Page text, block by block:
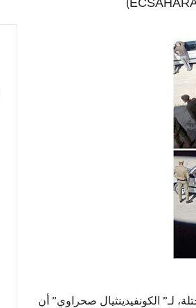
لـ” الكونفيدينثيال صحراوي” أن